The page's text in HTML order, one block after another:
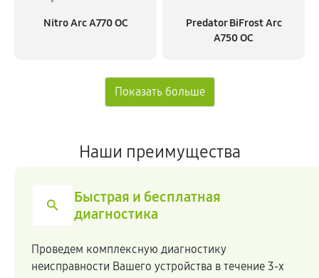
Nitro Arc A770 OC
Predator BiFrost Arc
A750 OC
Наши преимущества
Быстрая и бесплатная
диагностика
Проведем комплексную диагностику
неисправности Вашего устройства в течение 3-х